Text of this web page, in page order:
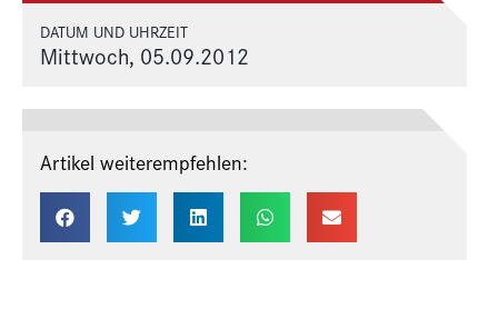
DATUM UND UHRZEIT
Mittwoch, 05.09.2012
Artikel weiterempfehlen: